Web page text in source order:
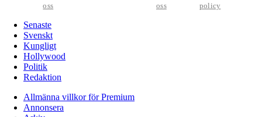
oss
oss
policy
Senaste
Svenskt
Kungligt
Hollywood
Politik
Redaktion
Allmänna villkor för Premium
Annonsera